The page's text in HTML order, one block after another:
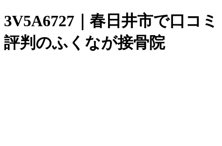
3V5A6727｜春日井市で口コミ
評判のふくなが接骨院